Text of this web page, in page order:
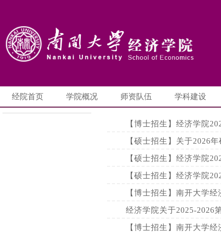
经院首页 学院概况 师资队伍 学科建设
【博士招生】经济学院
【硕士招生】关于2026
【硕士招生】经济学院
【硕士招生】经济学院
【博士招生】南开大学
经济学院关于2025-2026
【博士招生】南开大学